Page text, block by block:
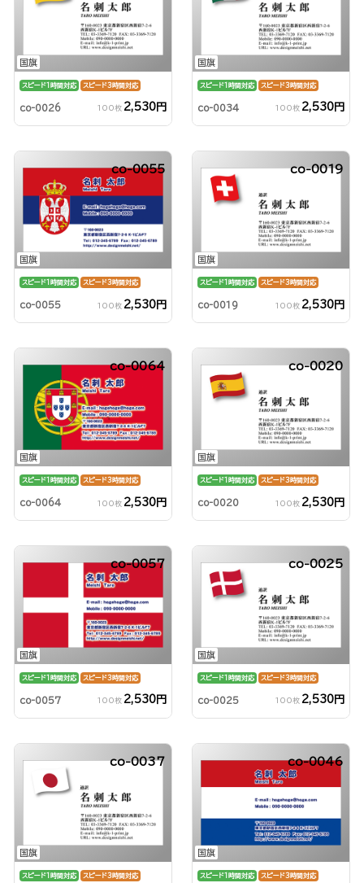
国旗
スピード1時間対応 スピード3時間対応
co-0026 100枚 2,530円
国旗
スピード1時間対応 スピード3時間対応
co-0034 100枚 2,530円
国旗
co-0055
スピード1時間対応 スピード3時間対応
co-0055 100枚 2,530円
国旗
co-0019
スピード1時間対応 スピード3時間対応
co-0019 100枚 2,530円
国旗
co-0064
スピード1時間対応 スピード3時間対応
co-0064 100枚 2,530円
国旗
co-0020
スピード1時間対応 スピード3時間対応
co-0020 100枚 2,530円
国旗
co-0057
スピード1時間対応 スピード3時間対応
co-0057 100枚 2,530円
国旗
co-0025
スピード1時間対応 スピード3時間対応
co-0025 100枚 2,530円
国旗
co-0037
スピード1時間対応 スピード3時間対応
国旗
co-0046
スピード1時間対応 スピード3時間対応